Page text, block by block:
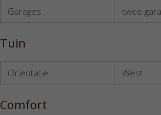
Garages
twee
Tuin
Oriëntatie West
Comfort